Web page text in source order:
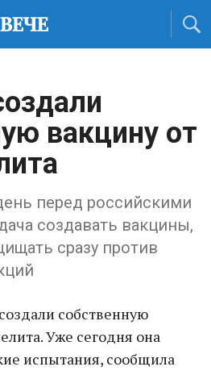
вакцину от
перед российскими
создавать вакцины,
сразу против
собственную
Уже сегодня она
испытания, сообщила